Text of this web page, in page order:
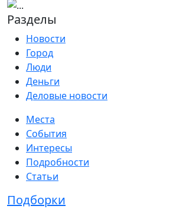
Разделы
Новости
Город
Люди
Деньги
Деловые новости
Места
События
Интересы
Подробности
Статьи
Подборки